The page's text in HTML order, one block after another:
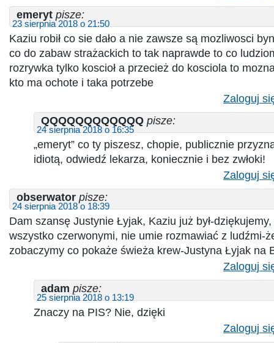
emeryt pisze:
23 sierpnia 2018 o 21:50
Kaziu robił co sie dało a nie zawsze są mozliwosci
co do zabaw strażackich to tak naprawde to co
rozrywka tylko koscioł a przecież do kosciola to
kto ma ochote i taka potrzebe
Zaloguj
QQQQQQQQQQQQ pisze:
24 sierpnia 2018 o 16:35
„emeryt” co ty piszesz, chopie, publicznie
idiotą, odwiedź lekarza, koniecznie i bez zwłoki!
Zaloguj
obserwator pisze:
24 sierpnia 2018 o 18:39
Dam szansę Justynie Łyjak, Kaziu już był-
wszystko czerwonymi, nie umie rozmawiać z ludźmi-
zobaczymy co pokaże świeża krew-Justyna Łyjak na
Zaloguj
adam pisze:
25 sierpnia 2018 o 13:19
Znaczy na PIS? Nie, dzięki
Zaloguj